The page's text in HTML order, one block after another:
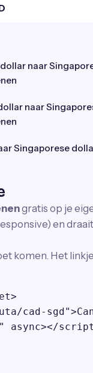
naar
naar
Singaporese
gratis op je
en
komen. Het
cad-
async></